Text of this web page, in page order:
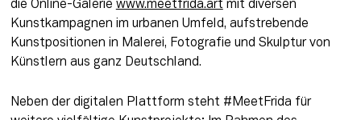
die Online-Galerie www.meetfrida.art mit diversen
Kunstkampagnen im urbanen Umfeld, aufstrebende
Kunstpositionen in Malerei, Fotografie und Skulptur von
Künstlern aus ganz Deutschland.
Neben der digitalen Plattform steht #MeetFrida für